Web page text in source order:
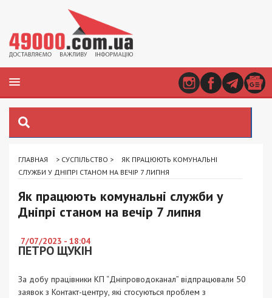
ГЛАВНАЯ > СУСПІЛЬСТВО >
ЯК ПРАЦЮЮТЬ КОМУНАЛЬНІ
СЛУЖБИ У ДНІПРІ СТАНОМ НА ВЕЧІР 7 ЛИПНЯ
Як працюють комунальні служби у
Дніпрі станом на вечір 7 липня
7/07/2023 - 18:04
ПЕТРО ЩУКІН
За добу працівники КП “Дніпроводоканал” відпрацювали 50
заявок з Контакт-центру, які стосуються проблем з